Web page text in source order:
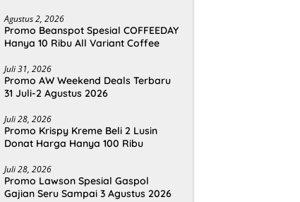
Agustus 2, 2026
Promo Beanspot Spesial COFFEEDAY
Hanya 10 Ribu All Variant Coffee
Juli 31, 2026
Promo AW Weekend Deals Terbaru
31 Juli-2 Agustus 2026
Juli 28, 2026
Promo Krispy Kreme Beli 2 Lusin
Donat Harga Hanya 100 Ribu
Juli 28, 2026
Promo Lawson Spesial Gaspol
Gajian Seru Sampai 3 Agustus 2026